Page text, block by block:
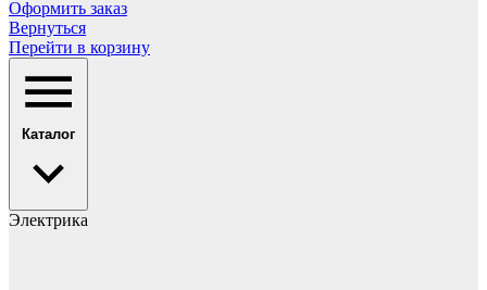
Оформить заказ
Вернуться
Перейти в корзину
Каталог
Электрика